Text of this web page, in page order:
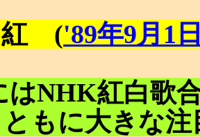
('89年9月1
はNHK紅白歌
もに大きな